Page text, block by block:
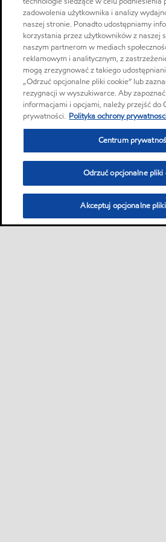
zadowolenia użytkownika i analizy
naszej stronie. Ponadto udostępniamy
korzystania przez użytkowników z naszej
naszym partnerom w mediach
reklamowym i analitycznym, z
mogą zrezygnować z takiego
„Odrzuć opcjonalne pliki cookie” lub
rezygnacji w wyszukiwarce. Aby
informacjami i opcjami, należy przejść do
prywatności. Polityka ochrony
Centrum
Odrzuć opcjonalne pliki
Akceptuj opcjonalne